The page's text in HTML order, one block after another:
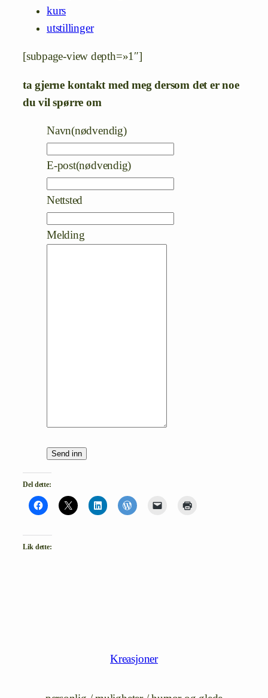
kurs
utstillinger
[subpage-view depth=»1″]
ta gjerne kontakt med meg dersom det er noe
du vil spørre om
Navn(nødvendig)
E-post(nødvendig)
Nettsted
Melding
Send inn
Del dette:
Lik dette:
Kreasjoner